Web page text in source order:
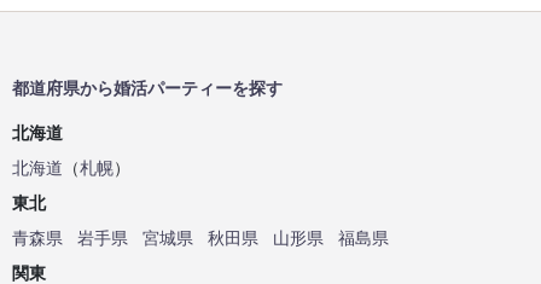
都道府県から婚活パーティーを探す
北海道
北海道 （札幌）
東北
青森県
岩手県 宮城県 秋田県 山形県
福島県
関東